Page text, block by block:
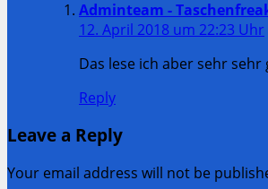
Adminteam -
12. April 2018 um 22:23 Uhr
Das lese ich aber sehr
Reply
Leave a Reply
Your email address will not be